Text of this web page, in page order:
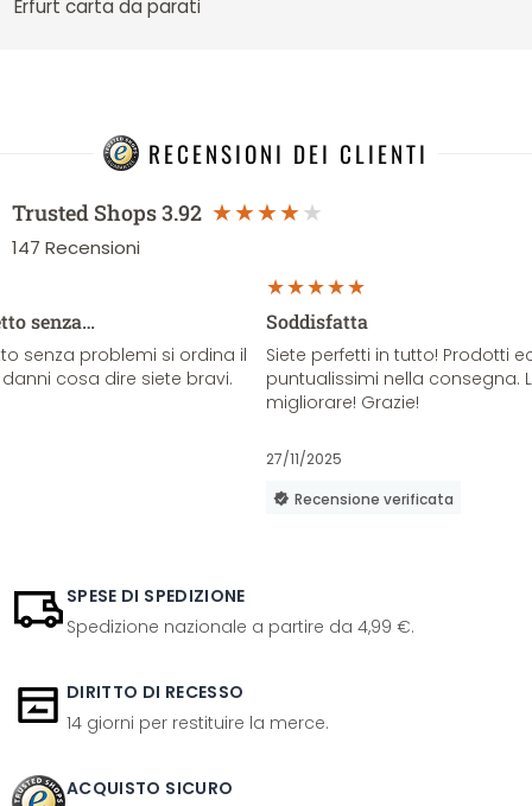
Erfurt carta da parati
RECENSIONI DEI CLIENTI
Trusted Shops3.92
147 Recensioni
senza…
senza problemi si ordina il
cosa dire siete bravi.
Soddisfatta
Siete perfetti in tutto! Prodotti
puntualissimi nella consegna.
migliorare! Grazie!
27/11/2025
Recensione verificata
SPESE DI SPEDIZIONE
Spedizione nazionale a partire da 4,99 €.
DIRITTO DI RECESSO
14 giorni per restituire la merce.
ACQUISTO SICURO